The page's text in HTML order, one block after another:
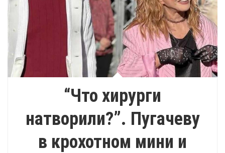
“Что хирурги
натворили?”. Пугачеву
в крохотном мини и